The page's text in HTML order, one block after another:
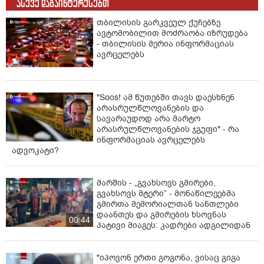
ასევე დაგაინტერესებთ
თბილისის გარკვეულ ქუჩებზე
ავტომობილით მოძრაობა იზრუდება
- თბილისის მერია ინფორმაციას
ავრცელებს
"Soos! ამ წუთებში თავს დაესხნენ
არასრულწლოვანების და
სავარაუდოდ არა მარტო
არასრულწლოვანების ჯგუფი" - რა
ინფორმაციას ავრცელებს
ადვოკატი?
00:44
მარშის - „გვახსოვს გმირები,
გვახსოვს მტერი” - მონაწილეებმა
გმირთა მემორიალთან სანთლები
დაანთეს და გმირების ხსოვნას
პატივი მიაგეს: კადრები ადგილიდან
"იპოვონ ერთი გოგონა, ვისაც გიგა